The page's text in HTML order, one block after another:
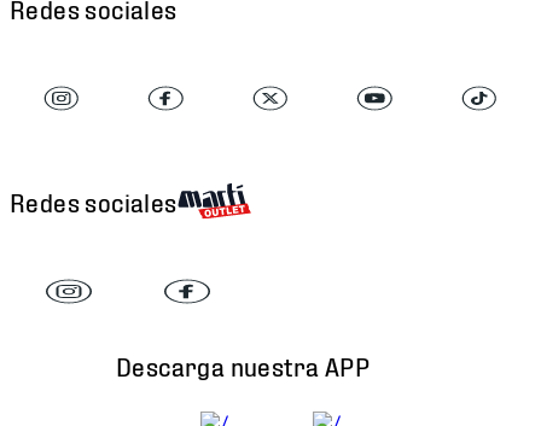
Redes sociales
Redes sociales
Descarga nuestra APP